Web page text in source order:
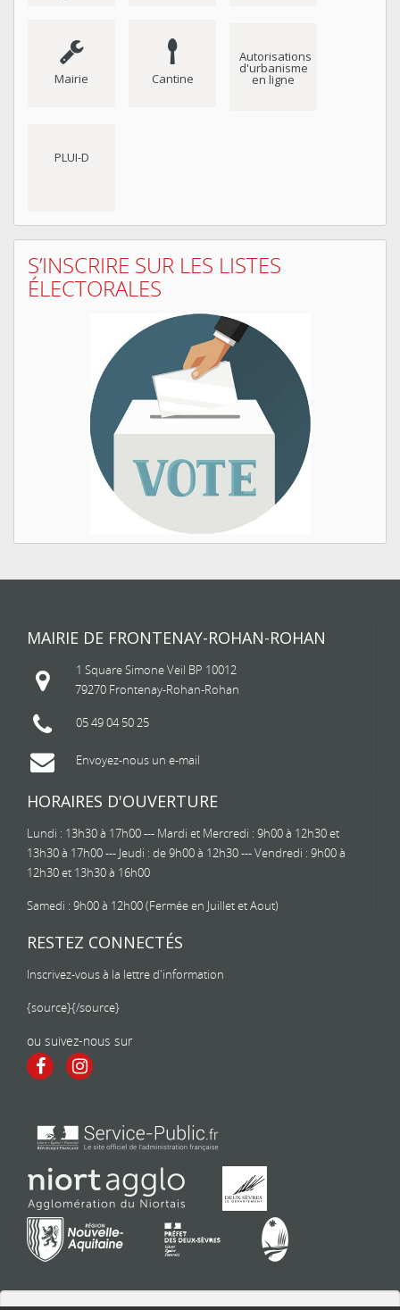
Mairie Cantine
Autorisations
d'urbanisme
en ligne
PLUI-D
S’INSCRIRE SUR LES LISTES
ÉLECTORALES
MAIRIE DE FRONTENAY-ROHAN-ROHAN
1 Square Simone Veil BP 10012
79270 Frontenay-Rohan-Rohan
05 49 04 50 25
Envoyez-nous un e-mail
HORAIRES D'OUVERTURE
Lundi : 13h30 à 17h00 --- Mardi et Mercredi : 9h00 à 12h30 et
13h30 à 17h00 --- Jeudi : de 9h00 à 12h30 --- Vendredi : 9h00 à
12h30 et 13h30 à 16h00
Samedi : 9h00 à 12h00 (Fermée en Juillet et Aout)
RESTEZ CONNECTÉS
Inscrivez-vous à la lettre d'information
{source}{/source}
ou suivez-nous sur